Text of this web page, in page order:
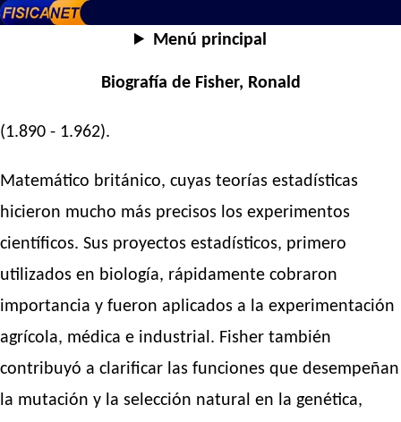
Menú principal
Biografía de Fisher, Ronald
(1.890 - 1.962).
Matemático británico, cuyas teorías estadísticas
hicieron mucho más precisos los experimentos
científicos. Sus proyectos estadísticos, primero
utilizados en biología, rápidamente cobraron
importancia y fueron aplicados a la experimentación
agrícola, médica e industrial. Fisher también
contribuyó a clarificar las funciones que desempeñan
la mutación y la selección natural en la genética,